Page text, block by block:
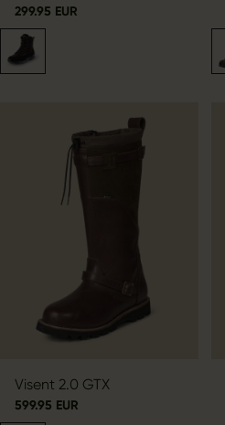
299.95 EUR
Visent 2.0 GTX
599.95 EUR